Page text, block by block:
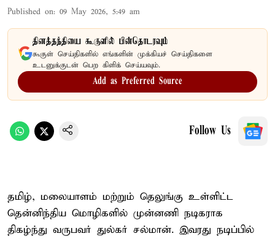
Published on: 09 May 2026, 5:49 am
தினத்தந்தியை கூகுளில் பின்தொடரவும்
கூகுள் செய்திகளில் எங்களின் முக்கியச் செய்திகளை
உடனுக்குடன் பெற கிளிக் செய்யவும்.
Add as Preferred Source
Follow Us
தமிழ், மலையாளம் மற்றும் தெலுங்கு உள்ளிட்ட
தென்னிந்திய மொழிகளில் முன்னணி நடிகராக
திகழ்ந்து வருபவர் துல்கர் சல்மான். இவரது நடிப்பில்